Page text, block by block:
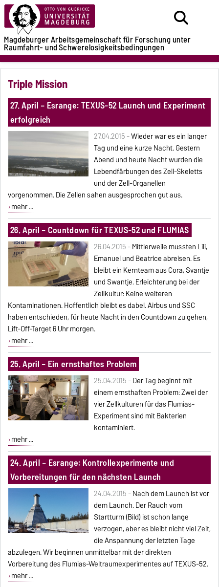
Magdeburger Arbeitsgemeinschaftfür Forschung unter
Raumfahrt- undSchwerelosigkeitsbedingungen
Triple Mission
27. April – Esrange: TEXUS-52 Launch und Experiment
erfolgreich
27.04.2015 -Wieder war es ein langer
Tag und eine kurze Nacht. Gestern
Abend und heute Nacht wurden die
Lebendfärbungen des Zell-Skeletts
und der Zell-Organellen
vorgenommen. Die Zellen sahen ausgesprochen gut aus.
mehr ...
26. April – Countdown für TEXUS-52 und FLUMIAS
26.04.2015 -Mittlerweile mussten Lili,
Emanuel und Beatrice abreisen. Es
bleibt ein Kernteam aus Cora, Svantje
und Swantje. Erleichterung bei der
Zellkultur: Keine weiteren
Kontaminationen. Hoffentlich bleibt es dabei. Airbus und SSC
haben entschieden, für heute Nacht in den Countdown zu gehen,
Lift-Off-Target 6 Uhr morgen.
mehr ...
25. April – Ein ernsthaftes Problem
25.04.2015 -Der Tag beginnt mit
einem ernsthaften Problem: Zwei der
vier Zellkulturen für das Flumias-
Experiment sind mit Bakterien
kontaminiert.
mehr ...
24. April – Esrange: Kontrollexperimente und
Vorbereitungen für den nächsten Launch
24.04.2015 -Nach dem Launch ist vor
dem Launch. Der Rauch vom
Startturm (Bild) ist schon lange
verzogen, aber es bleibt nicht viel Zeit,
die Anspannung der letzten Tage
abzulegen. Wir beginnen unmittelbar mit der direkten
Vorbereitung des Flumias-Weltraumexperimentes auf TEXUS-52.
mehr ...